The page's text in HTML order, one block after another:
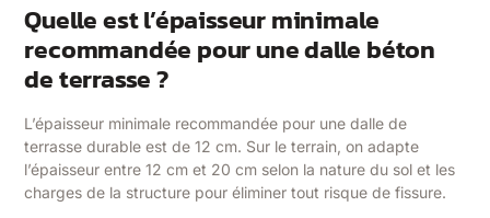
Quelle est l’épaisseur minimale
recommandée pour une dalle béton
de terrasse ?
L’épaisseur minimale recommandée pour une dalle de
terrasse durable est de 12 cm. Sur le terrain, on adapte
l’épaisseur entre 12 cm et 20 cm selon la nature du sol et les
charges de la structure pour éliminer tout risque de fissure.